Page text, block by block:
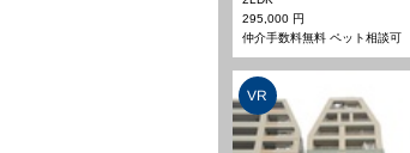
295,000 円
仲介手数料無料 ペット相談可
VR